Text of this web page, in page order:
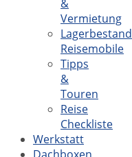
&
Vermietung
Lagerbestand
Reisemobile
Tipps
&
Touren
Reise
Checkliste
Werkstatt